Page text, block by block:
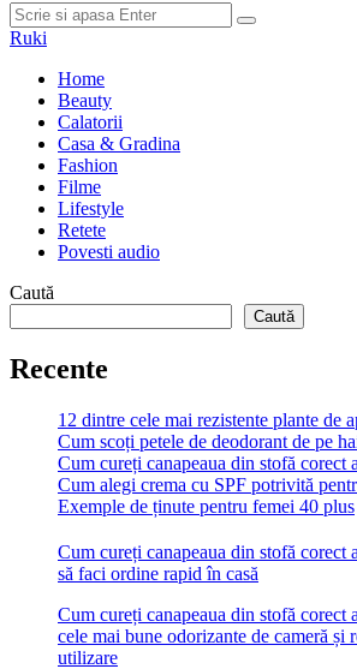
Cauta
dupa:
Cauta
Ruki
Home
Beauty
Calatorii
Casa & Gradina
Fashion
Filme
Lifestyle
Retete
Povesti audio
Caută
Caută
Recente
12 dintre cele mai rezistente plante de
Cum scoți petele de deodorant de pe
Cum cureți canapeaua din stofă corect
Cum alegi crema cu SPF potrivită
Exemple de ținute pentru femei 40 plus
Cum cureți canapeaua din stofă corect
să faci ordine rapid în casă
Cum cureți canapeaua din stofă corect
cele mai bune odorizante de cameră și
utilizare